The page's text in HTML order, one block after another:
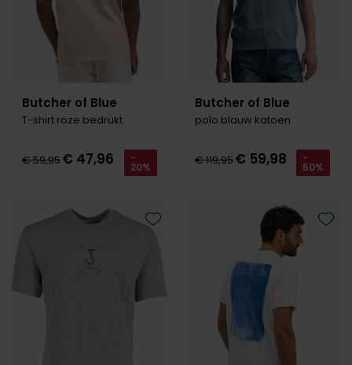
Butcher of Blue
T-shirt roze bedrukt
€ 59,95€ 47,96 -
20%
Butcher of Blue
polo blauw katoen
€ 119,95€ 59,98 -
50%
Toevoegen aan favorieten